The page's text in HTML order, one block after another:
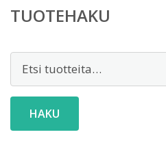
TUOTEHAKU
Etsi:
HAKU